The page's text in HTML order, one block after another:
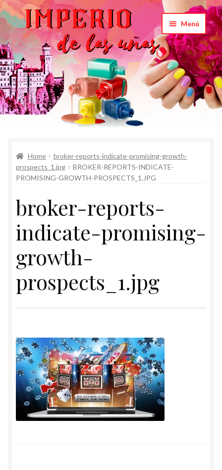
Saltar
a
navegación
Ir
al
contenido
Menú
Carrito
Productos
Home
broker-reports-indicate-promising-growth-
prospects_1.jpg
BROKER-REPORTS-INDICATE-
PROMISING-GROWTH-PROSPECTS_1.JPG
broker-reports-
indicate-promising-
growth-
prospects_1.jpg